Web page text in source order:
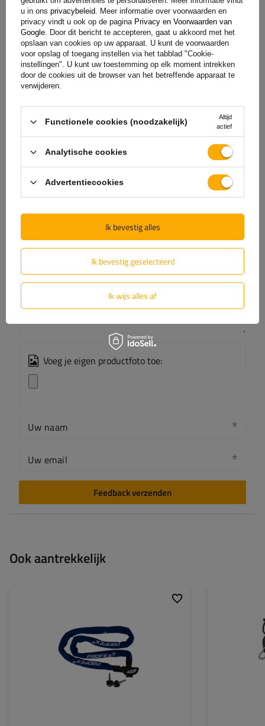
Specificaties
Levering
Stel uw vraag
Beoordelingen (0)
Laat uw mening achter
Uw score:
5/5
De inhoud van uw beoordeling
Voeg je eigen productfoto toe:
Uw naam
Uw email
Feedback verzenden
Ook aantrekkelijk
u in ons privacybeleid. Meer informatie over voorwaarden en
privacy vindt u ook op de pagina Privacy en Voorwaarden van
Google. Door dit bericht te accepteren, gaat u akkoord met het
opslaan van cookies op uw apparaat. U kunt de voorwaarden
voor opslag of toegang instellen via het tabblad "Cookie-
instellingen". U kunt uw toestemming op elk moment intrekken
door de cookies uit de browser van het betreffende apparaat te
verwijderen.
Functionele cookies (noodzakelijk)
Altijd
actief
Analytische cookies
Advertentiecookies
Ik bevestig geselecteerd
Ik wijs alles af
Ik bevestig alles